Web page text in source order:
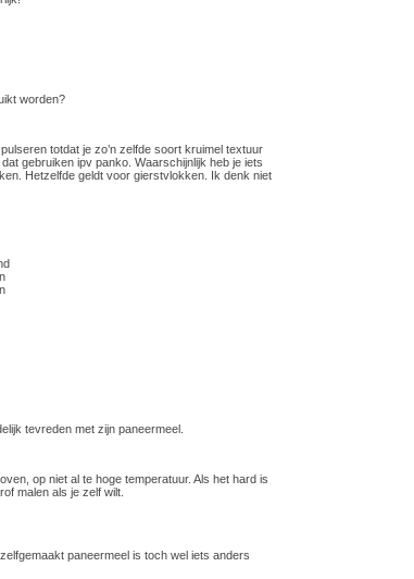
worden?
totdat je zo’n zelfde soort kruimel textuur
gebruiken ipv panko. Waarschijnlijk heb je iets
Hetzelfde geldt voor gierstvlokken. Ik denk niet
tevreden met zijn paneermeel.
op niet al te hoge temperatuur. Als het hard is
malen als je zelf wilt.
paneermeel is toch wel iets anders